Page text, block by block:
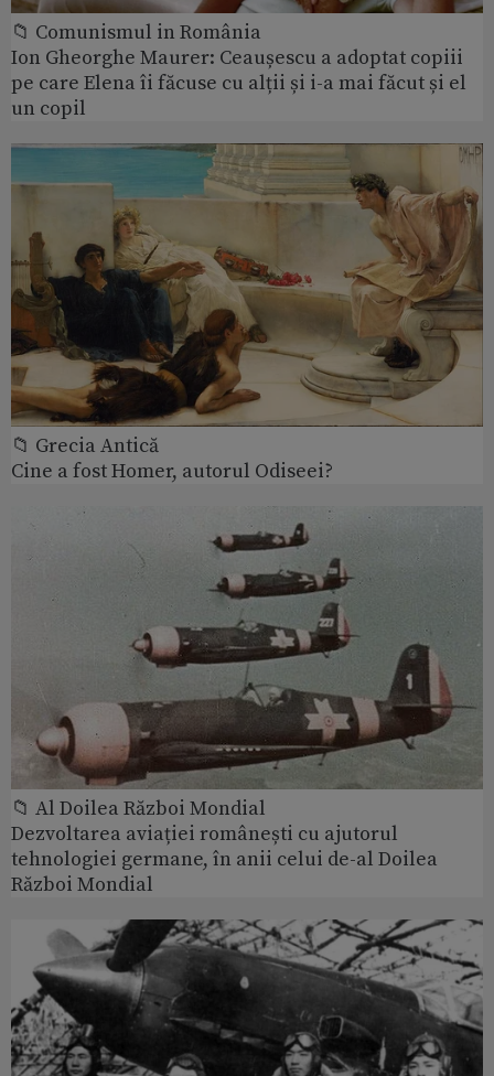
📁 Comunismul in România
Ion Gheorghe Maurer: Ceaușescu a adoptat copiii
pe care Elena îi făcuse cu alții și i-a mai făcut și el
un copil
📁 Grecia Antică
Cine a fost Homer, autorul Odiseei?
📁 Al Doilea Război Mondial
Dezvoltarea aviației românești cu ajutorul
tehnologiei germane, în anii celui de-al Doilea
Război Mondial